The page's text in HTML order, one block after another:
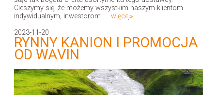
Cieszymy się, że możemy wszystkim naszym klientom
indywidualnym, inwestorom ... więcej»
2023-11-20
RYNNY KANION I PROMOCJA
OD WAVIN